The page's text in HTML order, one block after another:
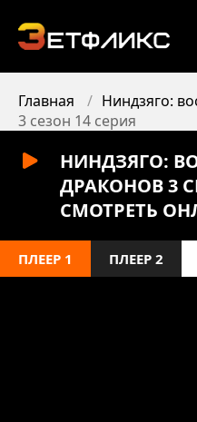
Главная
Ниндзяго:
3 сезон 14 серия
НИНДЗЯГО:
ДРАКОНОВ 3
СМОТРЕТЬ
ПЛЕЕР 1 ПЛЕЕР 2